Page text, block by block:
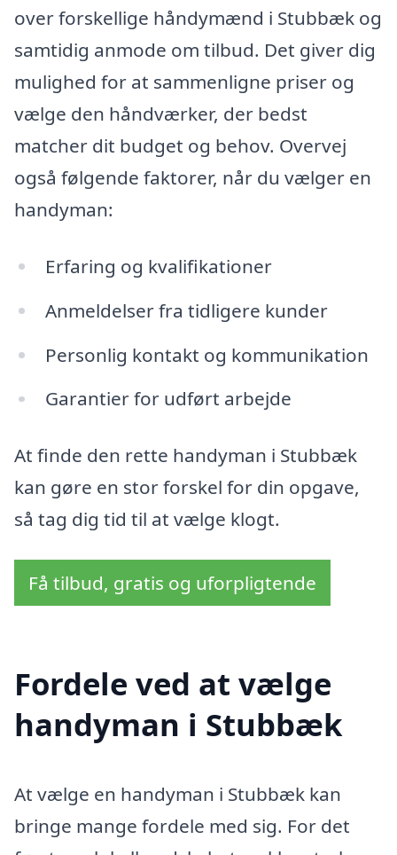
over forskellige håndymænd i Stubbæk og
samtidig anmode om tilbud. Det giver dig
mulighed for at sammenligne priser og
vælge den håndværker, der bedst
matcher dit budget og behov. Overvej
også følgende faktorer, når du vælger en
handyman:
Erfaring og kvalifikationer
Anmeldelser fra tidligere kunder
Personlig kontakt og kommunikation
Garantier for udført arbejde
At finde den rette handyman i Stubbæk
kan gøre en stor forskel for din opgave,
så tag dig tid til at vælge klogt.
Få tilbud, gratis og uforpligtende
Fordele ved at vælge
handyman i Stubbæk
At vælge en handyman i Stubbæk kan
bringe mange fordele med sig. For det